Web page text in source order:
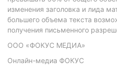
изменения заголовка и лида
большего объема текста
получения письменного
ООО «ФОКУС МЕДИА»
Онлайн-медиа ФОКУС